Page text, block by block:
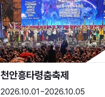
천안흥타령춤축제
2026.10.01~2026.10.05